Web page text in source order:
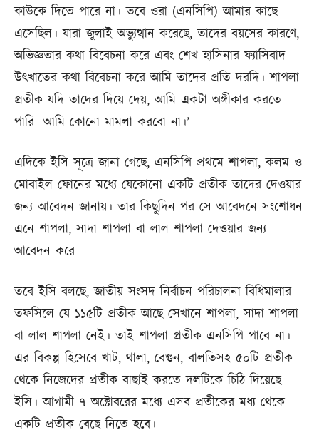
কাউকে দিতে পারে না। তবে ওরা (এনসিপি) আমার কাছে
এসেছিল। যারা জুলাই অভ্যুত্থান করেছে, তাদের বয়সের কারণে,
অভিজ্ঞতার কথা বিবেচনা করে এবং শেখ হাসিনার ফ্যাসিবাদ
উৎখাতের কথা বিবেচনা করে আমি তাদের প্রতি দরদি। শাপলা
প্রতীক যদি তাদের দিয়ে দেয়, আমি একটা অঙ্গীকার করতে
পারি- আমি কোনো মামলা করবো না।’
এদিকে ইসি সূত্রে জানা গেছে, এনসিপি প্রথমে শাপলা, কলম ও
মোবাইল ফোনের মধ্যে যেকোনো একটি প্রতীক তাদের দেওয়ার
জন্য আবেদন জানায়। তার কিছুদিন পর সে আবেদনে সংশোধন
এনে শাপলা, সাদা শাপলা বা লাল শাপলা দেওয়ার জন্য
আবেদন করে
তবে ইসি বলছে, জাতীয় সংসদ নির্বাচন পরিচালনা বিধিমালার
তফসিলে যে ১১৫টি প্রতীক আছে সেখানে শাপলা, সাদা শাপলা
বা লাল শাপলা নেই। তাই শাপলা প্রতীক এনসিপি পাবে না।
এর বিকল্প হিসেবে খাট, থালা, বেগুন, বালতিসহ ৫০টি প্রতীক
থেকে নিজেদের প্রতীক বাছাই করতে দলটিকে চিঠি দিয়েছে
ইসি। আগামী ৭ অক্টোবরের মধ্যে এসব প্রতীকের মধ্য থেকে
একটি প্রতীক বেছে নিতে হবে।